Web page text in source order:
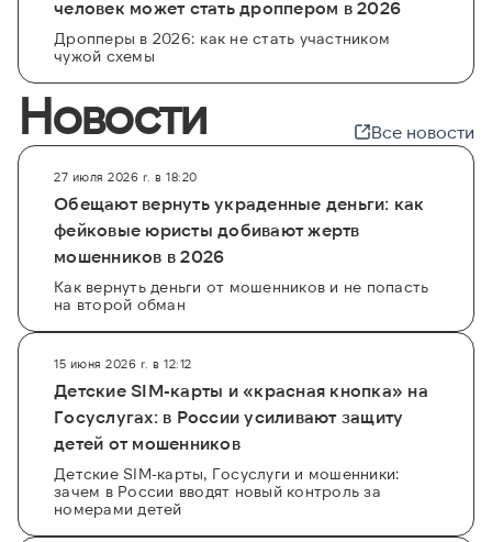
человек может стать дроппером в 2026
Дропперы в 2026: как не стать участником
чужой схемы
Новости Все новости
27 июля 2026 г. в 18:20
Обещают вернуть украденные деньги: как
фейковые юристы добивают жертв
мошенников в 2026
Как вернуть деньги от мошенников и не попасть
на второй обман
15 июня 2026 г. в 12:12
Детские SIM-карты и «красная кнопка» на
Госуслугах: в России усиливают защиту
детей от мошенников
Детские SIM-карты, Госуслуги и мошенники:
зачем в России вводят новый контроль за
номерами детей